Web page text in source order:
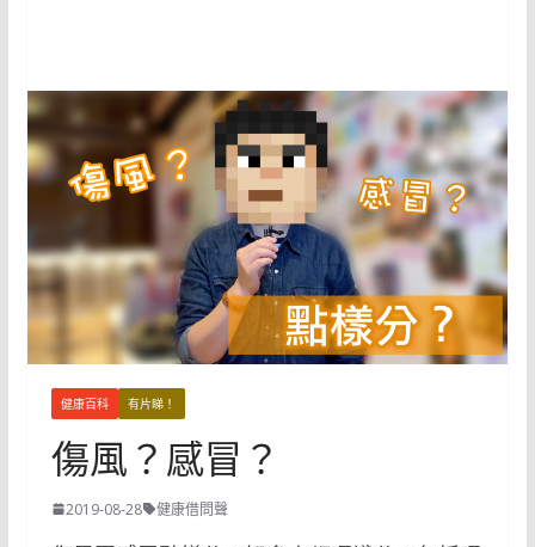
健康百科 有片睇！
傷風？感冒？
2019-08-28 健康借問聲